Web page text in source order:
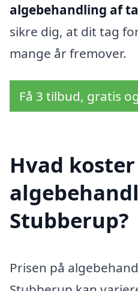
algebehandling af
sikre dig, at dit tag
mange år fremover.
Få 3 tilbud, gratis
Hvad koster
Stubberup?
Prisen på